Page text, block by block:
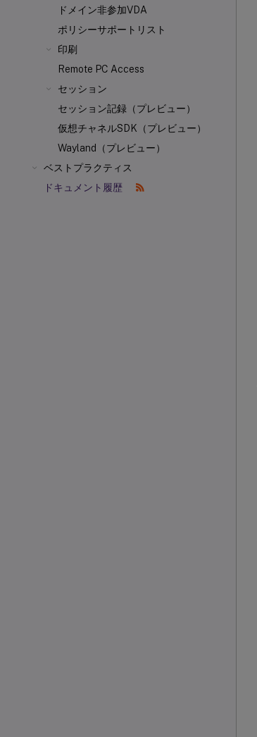
ドメイン非参加VDA
ポリシーサポートリスト
印刷
Remote PC Access
セッション
セッション記録（プレビュー）
仮想チャネルSDK（プレビュー）
Wayland（プレビュー）
ベストプラクティス
ドキュメント履歴